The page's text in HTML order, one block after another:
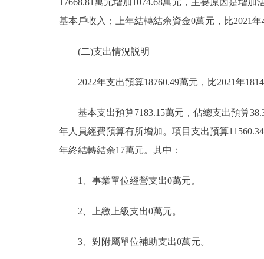
17668.81萬元增加1074.68萬元，主要原因是增
基本戶收入；上年結轉結余資金0萬元，比2021
(二)支出情況説明
2022年支出預算18760.49萬元，比2021年
基本支出預算7183.15萬元，佔總支出預算
年人員經費預算有所增加。項目支出預算
年終結轉結余17萬元。其中：
1、事業單位經營支出0萬元。
2、上繳上級支出0萬元。
3、對附屬單位補助支出0萬元。